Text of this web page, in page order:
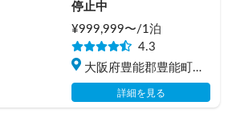
停止中
¥999,999〜/1泊
4.3
大阪府豊能郡豊能町吉
川
詳細を見る